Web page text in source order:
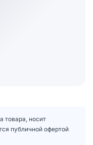
товара, носит
публичной офертой